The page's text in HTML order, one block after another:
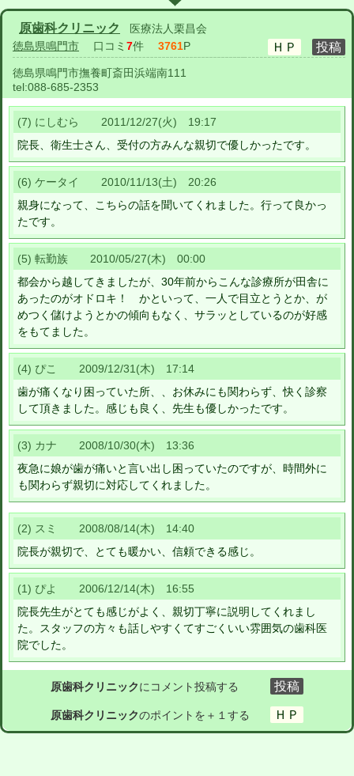
原歯科クリニック
医療法人栗昌会
徳島県鳴門市 口コミ 7件 3761P
徳島県鳴門市撫養町斎田浜端南111
tel:088-685-2353
(7) にしむら 2011/12/27(火) 19:17
院長、衛生士さん、受付の方みんな親切で優しかったです。
(6) ケータイ 2010/11/13(土) 20:26
親身になって、こちらの話を聞いてくれました。行って良かっ
たです。
(5) 転勤族 2010/05/27(木) 00:00
都会から越してきましたが、30年前からこんな診療所が田舎に
あったのがオドロキ！ かといって、一人で目立とうとか、が
めつく儲けようとかの傾向もなく、サラッとしているのが好感
をもてました。
(4) ぴこ 2009/12/31(木) 17:14
歯が痛くなり困っていた所、、お休みにも関わらず、快く診察
して頂きました。感じも良く、先生も優しかったです。
(3) カナ 2008/10/30(木) 13:36
夜急に娘が歯が痛いと言い出し困っていたのですが、時間外に
も関わらず親切に対応してくれました。
(2) スミ 2008/08/14(木) 14:40
院長が親切で、とても暖かい、信頼できる感じ。
(1) ぴよ 2006/12/14(木) 16:55
院長先生がとても感じがよく、親切丁寧に説明してくれまし
た。スタッフの方々も話しやすくてすごくいい雰囲気の歯科医
院でした。
原歯科クリニックにコメント投稿する
原歯科クリニックのポイントを＋１する